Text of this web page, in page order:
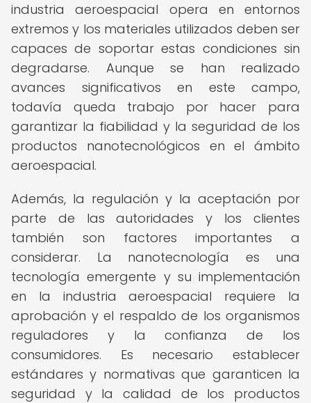
industria aeroespacial opera en entornos
extremos y los materiales utilizados deben ser
capaces de soportar estas condiciones sin
degradarse. Aunque se han realizado
avances significativos en este campo,
todavía queda trabajo por hacer para
garantizar la fiabilidad y la seguridad de los
productos nanotecnológicos en el ámbito
aeroespacial.
Además, la regulación y la aceptación por
parte de las autoridades y los clientes
también son factores importantes a
considerar. La nanotecnología es una
tecnología emergente y su implementación
en la industria aeroespacial requiere la
aprobación y el respaldo de los organismos
reguladores y la confianza de los
consumidores. Es necesario establecer
estándares y normativas que garanticen la
seguridad y la calidad de los productos